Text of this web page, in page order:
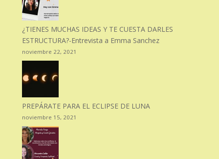
¿TIENES MUCHAS IDEAS Y TE CUESTA DARLES
ESTRUCTURA?-Entrevista a Emma Sanchez
noviembre 22, 2021
PREPÁRATE PARA EL ECLIPSE DE LUNA
noviembre 15, 2021